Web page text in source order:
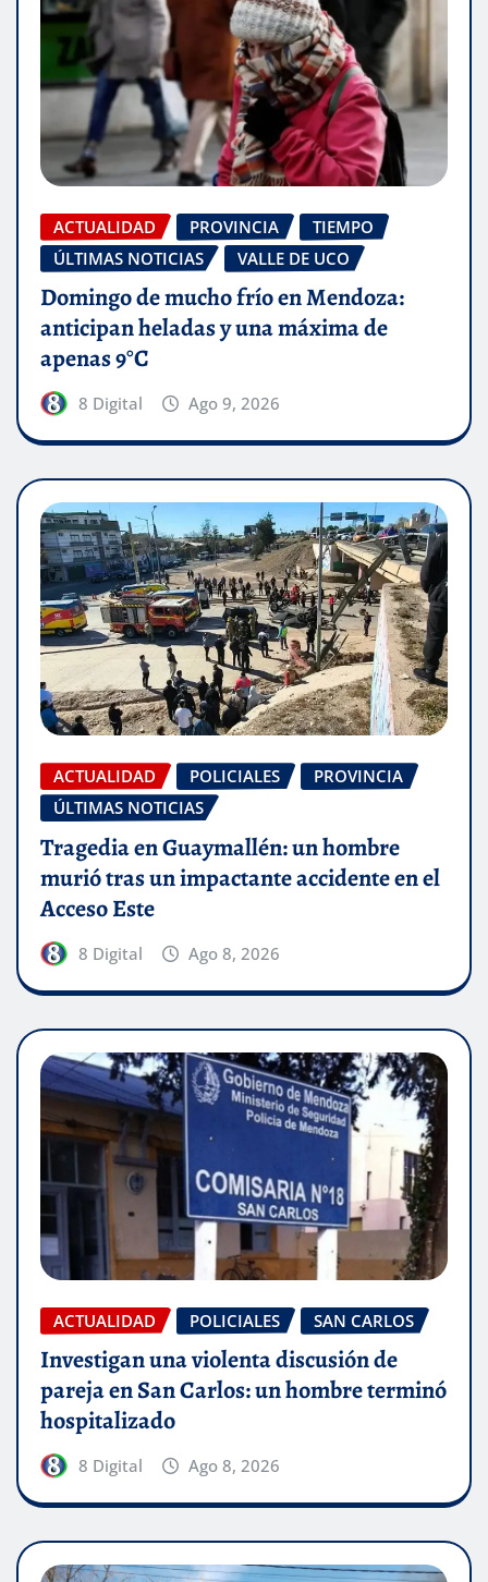
ACTUALIDAD PROVINCIA
TIEMPO
ÚLTIMAS NOTICIAS
VALLE DE UCO
Domingo de mucho frío en Mendoza:
anticipan heladas y una máxima de
apenas 9°C
8 Digital Ago 9, 2026
ACTUALIDAD POLICIALES
PROVINCIA
ÚLTIMAS NOTICIAS
Tragedia en Guaymallén: un hombre
murió tras un impactante accidente en el
Acceso Este
8 Digital Ago 8, 2026
ACTUALIDAD POLICIALES SAN CARLOS
Investigan una violenta discusión de
pareja en San Carlos: un hombre terminó
hospitalizado
8 Digital Ago 8, 2026